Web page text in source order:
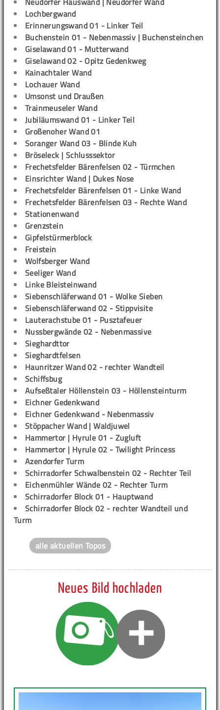
Lochbergwand
Erinnerungswand 01 - Linker Teil
Buchenstein 01 - Nebenmassiv | Buchensteinchen
Giselawand 01 - Mutterwand
Giselawand 02 - Opitz Gedenkweg
Kainachtaler Wand
Lochauer Wand
Umsonst und Draußen
Trainmeuseler Wand
Jubiläumswand 01 - Linker Teil
Großenoher Wand 01
Soranger Wand 03 - Blinde Kuh
Bröseleck | Schlusssektor
Frechetsfelder Bärenfelsen 02 - Türmchen
Einsrichter Wand | Dukes Nose
Frechetsfelder Bärenfelsen 01 - Linke Wand
Frechetsfelder Bärenfelsen 03 - Rechte Wand
Stationenwand
Grenzstein
Gipfelstürmerblock
Freistein
Wolfsberger Wand
Seeliger Wand
Linke Bleisteinwand
Siebenschläferwand 01 - Wolke Sieben
Siebenschläferwand 02 - Stippvisite
Lauterachstube 01 - Pusztafeuer
Nussbergwände 02 - Nebenmassive
Sieghardttor
Sieghardtfelsen
Haunritzer Wand 02 - rechter Wandteil
Schiffsbug
Aufseßtaler Höllenstein 03 - Höllensteinturm
Eichner Gedenkwand
Eichner Gedenkwand - Nebenmassiv
Stöppacher Wand | Waldjuwel
Hammertor | Hyrule 01 - Zugluft
Hammertor | Hyrule 02 - Twilight Princess
Azendorfer Turm
Schirradorfer Schwalbenstein 02 - Rechter Teil
Eichenmühler Wände 02 - Rechter Turm
Schirradorfer Block 01 - Hauptwand
Schirradorfer Block 02 - rechter Wandteil und
Turm
alle aktuellen Topos
Neues Bild hochladen